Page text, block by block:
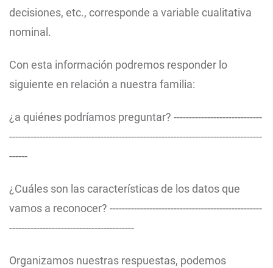
decisiones, etc., corresponde a variable cualitativa
nominal.
Con esta información podremos responder lo
siguiente en relación a nuestra familia:
¿a quiénes podríamos preguntar? -----------------------------
-----------------------------------------------------------------------------------
------
¿Cuáles son las características de los datos que
vamos a reconocer? --------------------------------------------------
-----------------------------------------
Organizamos nuestras respuestas, podemos